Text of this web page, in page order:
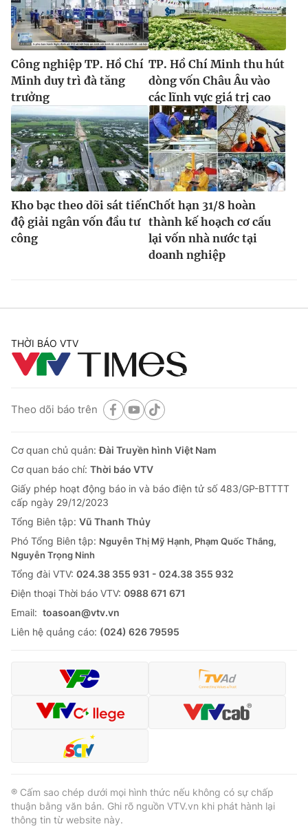
Công nghiệp TP. Hồ Chí
Minh duy trì đà tăng
trưởng
TP. Hồ Chí Minh thu hút
dòng vốn Châu Âu vào
các lĩnh vực giá trị cao
Kho bạc theo dõi sát tiến
độ giải ngân vốn đầu tư
công
Chốt hạn 31/8 hoàn
thành kế hoạch cơ cấu
lại vốn nhà nước tại
doanh nghiệp
THỜI BÁO VTV
Theo dõi báo trên
Cơ quan chủ quản:Đài Truyền hình Việt Nam
Cơ quan báo chí: Thời báo VTV
Giấy phép hoạt động báo in và báo điện tử số 483/GP-BTTTT
cấp ngày 29/12/2023
Tổng Biên tập: Vũ Thanh Thủy
Phó Tổng Biên tập: Nguyễn Thị Mỹ Hạnh, Phạm Quốc Thắng,
Nguyễn Trọng Ninh
Tổng đài VTV: 024.38 355 931 - 024.38 355 932
Ðiện thoại Thời báo VTV: 0988 671 671
Email: toasoan@vtv.vn
Liên hệ quảng cáo: (024) 626 79595
® Cấm sao chép dưới mọi hình thức nếu không có sự chấp
thuận bằng văn bản. Ghi rõ nguồn VTV.vn khi phát hành lại
thông tin từ website này.